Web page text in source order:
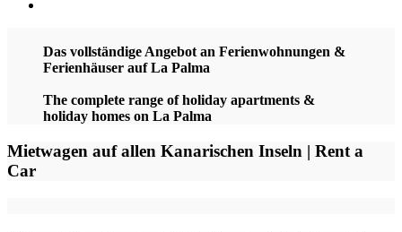
Das vollständige Angebot an Ferienwohnungen &
Ferienhäuser auf La Palma
The complete range of holiday apartments &
holiday homes on La Palma
Mietwagen auf allen Kanarischen Inseln | Rent a
Car